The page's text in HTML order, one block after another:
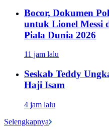
Bocor, Dokumen
untuk Lionel Messi
Piala Dunia 2026
11 jam lalu
Seskab Teddy
Haji Isam
4 jam lalu
Selengkapnya